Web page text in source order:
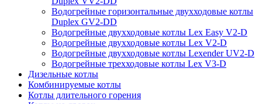
Водогрейные горизонтальные двухходовые котлы
Duplex GV2-DD
Водогрейные двухходовые котлы Lex Easy V2-D
Водогрейные двухходовые котлы Lex V2-D
Водогрейные двухходовые котлы Lexender UV2-D
Водогрейные трехходовые котлы Lex V3-D
Дизельные котлы
Комбинируемые котлы
Котлы длительного горения